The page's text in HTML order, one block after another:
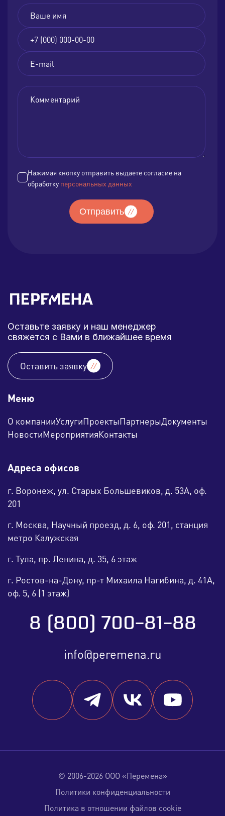
Нажимая кнопку отправить выдаете согласие на
обработку персональных данных
Отправить
Оставьте заявку и наш менеджер
свяжется с Вами в ближайшее время
Оставить заявку
Меню
О компанииУслугиПроектыПартнерыДокументы
НовостиМероприятияКонтакты
Адреса офисов
г. Воронеж, ул. Старых Большевиков, д. 53А, оф.
201
г. Москва, Научный проезд, д. 6, оф. 201, станция
метро Калужская
г. Тула, пр. Ленина, д. 35, 6 этаж
г. Ростов-на-Дону, пр-т Михаила Нагибина, д. 41А,
оф. 5, 6 (1 этаж)
8 (800) 700-81-88
info@peremena.ru
© 2006-2026 ООО «Перемена»
Политики конфиденциальности
Политика в отношении файлов cookie